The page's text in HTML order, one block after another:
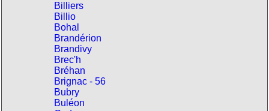
Billiers
Billio
Bohal
Brandérion
Brandivy
Brec'h
Bréhan
Brignac - 56
Bubry
Buléon